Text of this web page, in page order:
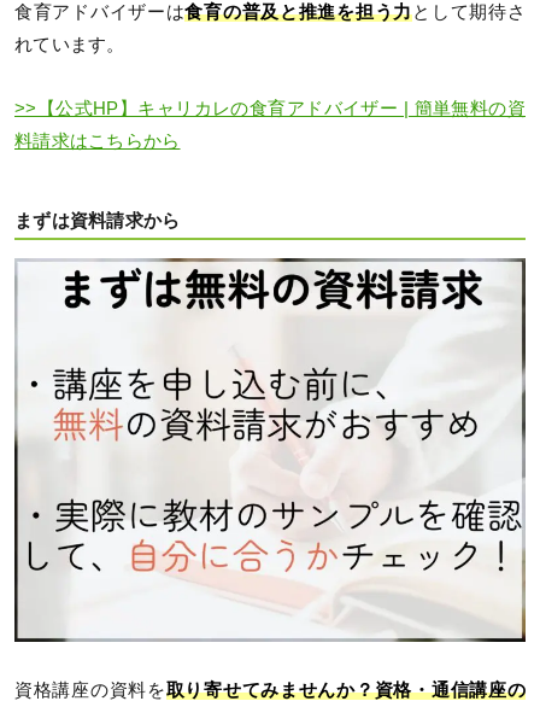
食育アドバイザーは食育の普及と推進を担う力として期待さ
れています。
>>【公式HP】キャリカレの食育アドバイザー | 簡単無料の資
料請求はこちらから
まずは資料請求から
資格講座の資料を取り寄せてみませんか？資格・通信講座の